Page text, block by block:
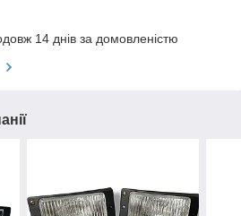
14 днів за домовленістю